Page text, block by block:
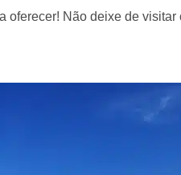
oferecer! Não deixe de visitar